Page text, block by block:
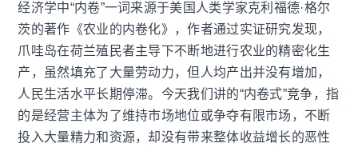
经济学中“内卷”一词来源于美国人类学家克利福德·格尔
茨的著作《农业的内卷化》，作者通过实证研究发现，
爪哇岛在荷兰殖民者主导下不断地进行农业的精密化生
产，虽然填充了大量劳动力，但人均产出并没有增加，
人民生活水平长期停滞。今天我们讲的“内卷式”竞争，指
的是经营主体为了维持市场地位或争夺有限市场，不断
投入大量精力和资源，却没有带来整体收益增长的恶性